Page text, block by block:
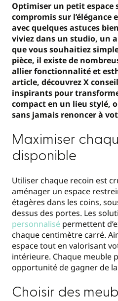
Optimiser un petit espace
compromis sur
avec quelques astuces
viviez dans un studio, un
que vous souhaitiez
pièce, il existe de
allier fonctionnalité et
article, découvrez X
inspirants pour
compact en un lieu stylé,
sans jamais renoncer à
Maximiser
disponible
Utiliser chaque recoin est
aménager un espace
étagères dans les coins,
dessus des portes. Les
personnalisé permettent
chaque centimètre carré.
espace tout en valorisant
intérieure. Chaque meuble
opportunité de gagner de
Choisir des